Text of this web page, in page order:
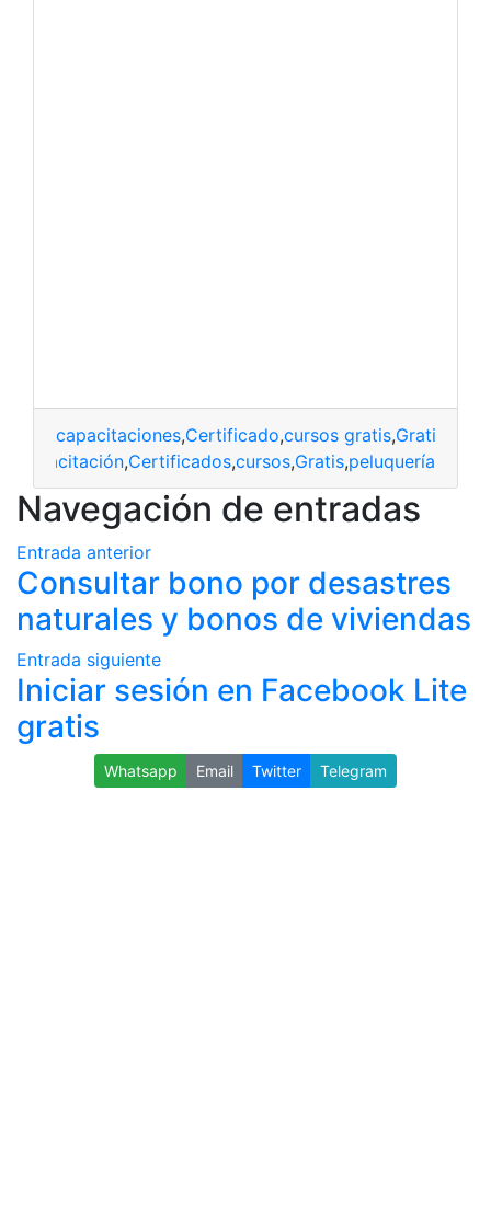
capacitaciones,Certificado,cursos gratis,Gratis
capacitación,Certificados,cursos,Gratis,peluquería
Navegación de entradas
Entrada anterior
Consultar bono por desastres
naturales y bonos de viviendas
Entrada siguiente
Iniciar sesión en Facebook Lite
gratis
Whatsapp Email Twitter Telegram